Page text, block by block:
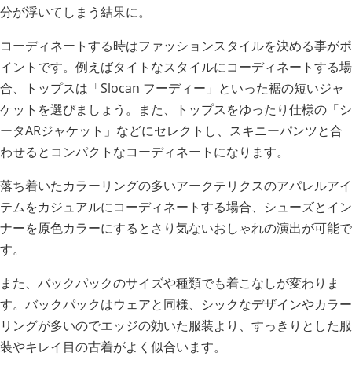
分が浮いてしまう結果に。
コーディネートする時はファッションスタイルを決める事がポ
イントです。例えばタイトなスタイルにコーディネートする場
合、トップスは「Slocan フーディー」といった裾の短いジャ
ケットを選びましょう。また、トップスをゆったり仕様の「シ
ータARジャケット」などにセレクトし、スキニーパンツと合
わせるとコンパクトなコーディネートになります。
落ち着いたカラーリングの多いアークテリクスのアパレルアイ
テムをカジュアルにコーディネートする場合、シューズとイン
ナーを原色カラーにするとさり気ないおしゃれの演出が可能で
す。
また、バックパックのサイズや種類でも着こなしが変わりま
す。バックパックはウェアと同様、シックなデザインやカラー
リングが多いのでエッジの効いた服装より、すっきりとした服
装やキレイ目の古着がよく似合います。